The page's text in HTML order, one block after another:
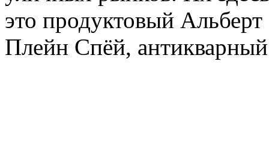
это продуктовый
Плейн Спёй,